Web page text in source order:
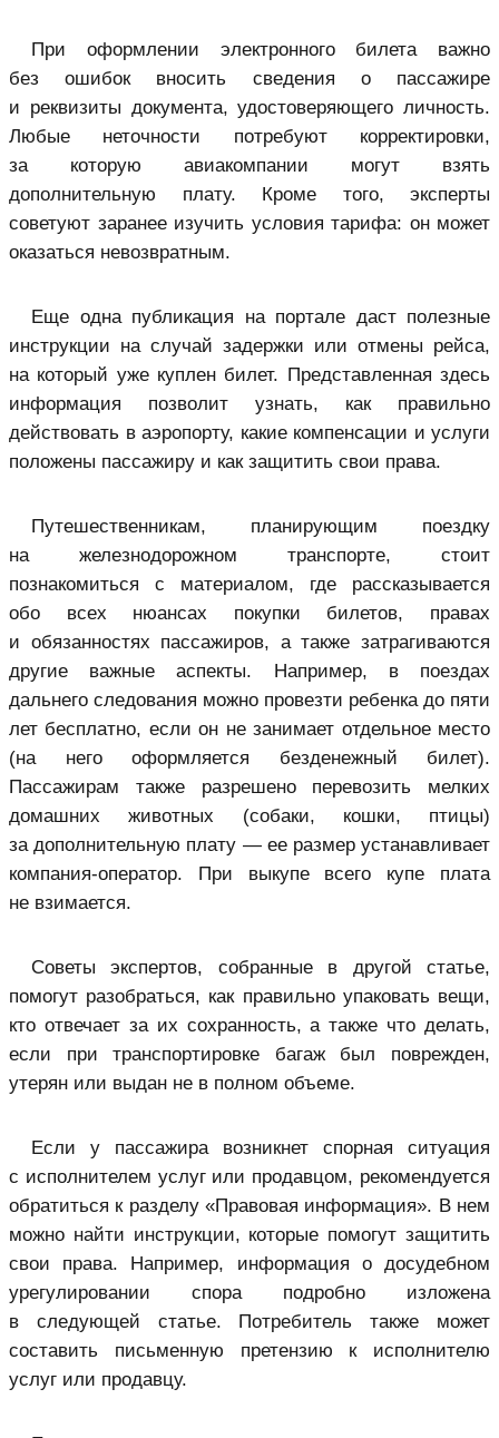
При оформлении электронного билета важно
без ошибок вносить сведения о пассажире
и реквизиты документа, удостоверяющего личность.
Любые неточности потребуют корректировки,
за которую авиакомпании могут взять
дополнительную плату. Кроме того, эксперты
советуют заранее изучить условия тарифа: он может
оказаться невозвратным.
Еще одна публикация на портале даст полезные
инструкции на случай задержки или отмены рейса,
на который уже куплен билет. Представленная здесь
информация позволит узнать, как правильно
действовать в аэропорту, какие компенсации и услуги
положены пассажиру и как защитить свои права.
Путешественникам, планирующим поездку
на железнодорожном транспорте, стоит
познакомиться с материалом, где рассказывается
обо всех нюансах покупки билетов, правах
и обязанностях пассажиров, а также затрагиваются
другие важные аспекты. Например, в поездах
дальнего следования можно провезти ребенка до пяти
лет бесплатно, если он не занимает отдельное место
(на него оформляется безденежный билет).
Пассажирам также разрешено перевозить мелких
домашних животных (собаки, кошки, птицы)
за дополнительную плату — ее размер устанавливает
компания-оператор. При выкупе всего купе плата
не взимается.
Советы экспертов, собранные в другой статье,
помогут разобраться, как правильно упаковать вещи,
кто отвечает за их сохранность, а также что делать,
если при транспортировке багаж был поврежден,
утерян или выдан не в полном объеме.
Если у пассажира возникнет спорная ситуация
с исполнителем услуг или продавцом, рекомендуется
обратиться к разделу «Правовая информация». В нем
можно найти инструкции, которые помогут защитить
свои права. Например, информация о досудебном
урегулировании спора подробно изложена
в следующей статье. Потребитель также может
составить письменную претензию к исполнителю
услуг или продавцу.